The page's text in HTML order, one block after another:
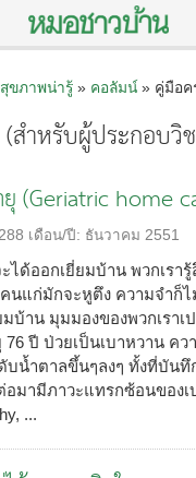
ขภาพน่ารู้» คอลัมน์» คู่มือค
สำหรับผู้ประกอบวิ
(Geriatric home
288 เดือน/ปี: ธันวาคม 2551
ได้ออกเยี่ยมบ้าน พวกเรา
คนแก่มักจะหูตึง ความจำก็
มบ้าน มุมมองของพวกเรา
ปี ป่วยเป็นเบาหวาน ค
บน้ำตาลขึ้นๆลงๆ ทั้งที่บันทึ
มามีภาวะแทรกซ้อนของเ
...